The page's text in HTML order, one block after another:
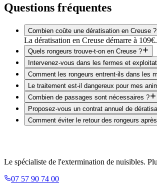
Questions fréquentes
Combien coûte une dératisation en Creuse ?
La dératisation en Creuse démarre à
Quels rongeurs trouve-t-on en Creuse ?
Intervenez-vous dans les fermes et
Comment les rongeurs entrent-ils dans les
Le traitement est-il dangereux pour mes
Combien de passages sont nécessaires ?
Proposez-vous un contrat annuel de
Comment éviter le retour des rongeurs
Le spécialiste de l'extermination de nuisibles.
07 57 90 74 00